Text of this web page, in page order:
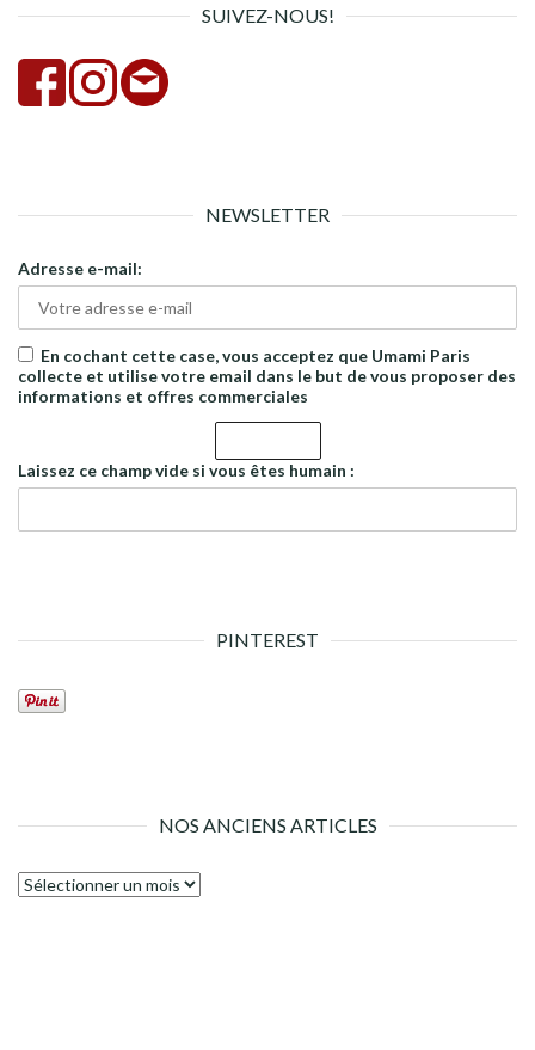
SUIVEZ-NOUS!
NEWSLETTER
Adresse e-mail:
En cochant cette case, vous acceptez que Umami Paris
collecte et utilise votre email dans le but de vous proposer des
informations et offres commerciales
Laissez ce champ vide si vous êtes humain :
PINTEREST
NOS ANCIENS ARTICLES
Nos